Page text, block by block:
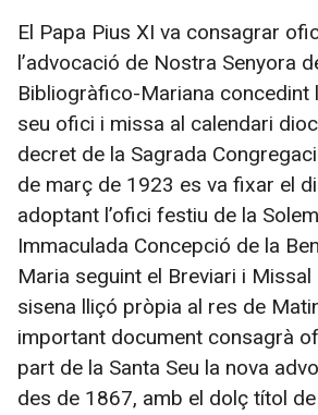
El Papa Pius XI va consagrar
l’advocació de Nostra Senyora
Bibliogràfico-Mariana concedint
seu ofici i missa al calendari
decret de la Sagrada
de març de 1923 es va fixar el
adoptant l’ofici festiu de la
Immaculada Concepció de la
Maria seguint el Breviari i Missal
sisena lliçó pròpia al res de
important document consagrà
part de la Santa Seu la nova
des de 1867, amb el dolç títol de